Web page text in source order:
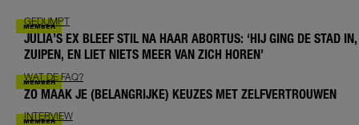
GEDUMPT
JULIA’S EX BLEEF STIL NA HAAR ABORTUS: ‘HIJ GING DE STAD IN,
ZUIPEN, EN LIET NIETS MEER VAN ZICH HOREN’
WAT DE FAQ?
ZO MAAK JE (BELANGRIJKE) KEUZES MET ZELFVERTROUWEN
INTERVIEW